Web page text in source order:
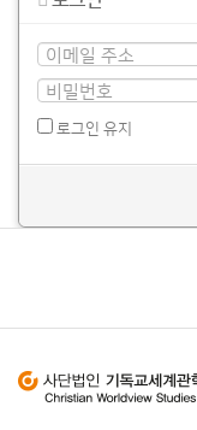
로그인 유지